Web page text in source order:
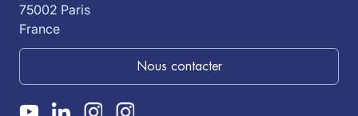
75002 Paris
France
Nous contacter